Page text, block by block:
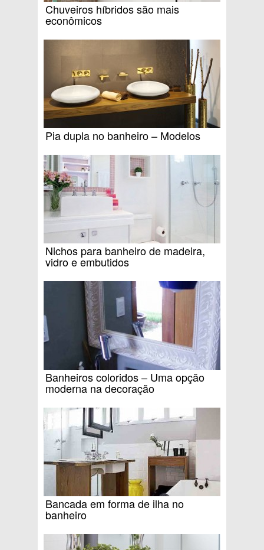
Chuveiros híbridos são mais
econômicos
Pia dupla no banheiro – Modelos
Nichos para banheiro de madeira,
vidro e embutidos
Banheiros coloridos – Uma opção
moderna na decoração
Bancada em forma de ilha no
banheiro